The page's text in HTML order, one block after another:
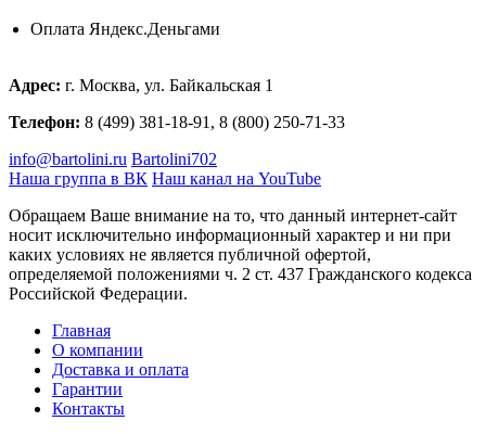
Оплата Яндекс.Деньгами
Адрес: г. Москва, ул. Байкальская 1
Телефон: 8 (499) 381-18-91, 8 (800) 250-71-33
info@bartolini.ru Bartolini702
Наша группа в ВК Наш канал на YouTube
Обращаем Ваше внимание на то, что данный интернет-сайт
носит исключительно информационный характер и ни при
каких условиях не является публичной офертой,
определяемой положениями ч. 2 ст. 437 Гражданского кодекса
Российской Федерации.
Главная
О компании
Доставка и оплата
Гарантии
Контакты